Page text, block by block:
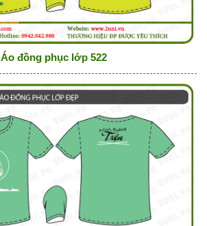
Áo đồng phục lớp 522